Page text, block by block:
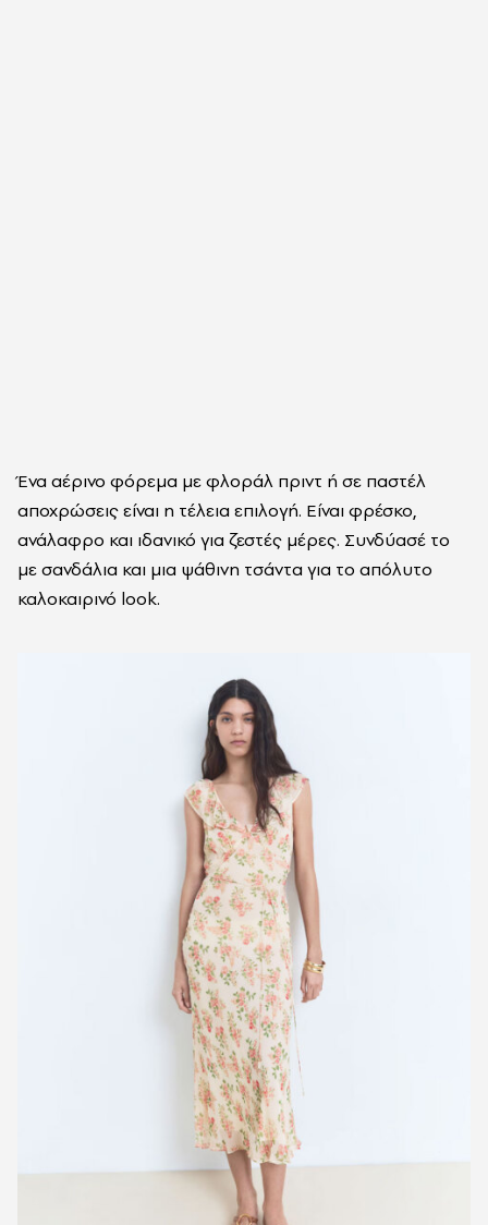
Ένα αέρινο φόρεμα με φλοράλ πριντ ή σε παστέλ
αποχρώσεις είναι η τέλεια επιλογή. Είναι φρέσκο,
ανάλαφρο και ιδανικό για ζεστές μέρες. Συνδύασέ το
με σανδάλια και μια ψάθινη τσάντα για το απόλυτο
καλοκαιρινό look.